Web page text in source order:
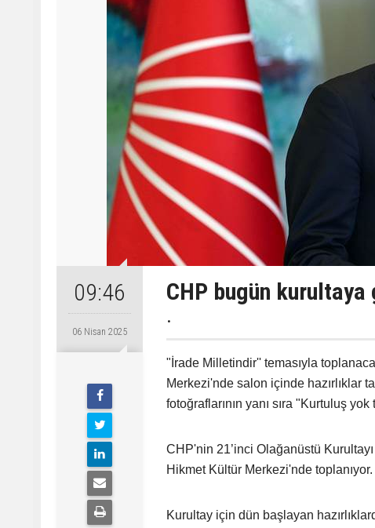
09:46
06 Nisan 2025
CHP bugün
.
"İrade Milletindir'' temasıyla
Merkezi'nde salon içinde hazırlıklar
fotoğraflarının yanı sıra "Kurtuluş
CHP'nin 21’inci Olağanüstü
Hikmet Kültür Merkezi'nde toplanıyor.
Kurultay için dün başlayan